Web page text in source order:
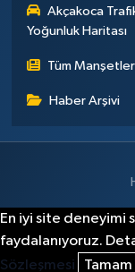
Akçakoca
Yoğunluk Haritası
Tüm Manşetler
Haber Arşivi
En iyi site deneyimi
faydalanıyoruz.
Sözleşmesi
Tamam